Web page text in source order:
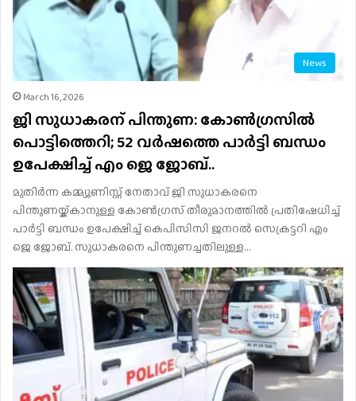
News
March 16, 2026
ജി സുധാകരന് പിന്തുണ: കോൺഗ്രസിൽ
പൊട്ടിത്തെറി; 52 വർഷത്തെ പാർട്ടി ബന്ധം
ഉപേക്ഷിച്ച് എം ജെ ജോബ്..
മുതിര്‍ന്ന കമ്മ്യൂണിസ്റ്റ് നേതാവ് ജി സുധാകരനെ
പിന്തുണയ്ക്കാനുള്ള കോണ്‍ഗ്രസ് തീരുമാനത്തിൽ പ്രതിഷേധിച്ച്
പാർട്ടി ബന്ധം ഉപേക്ഷിച്ച് കെപിസിസി ജനറല്‍ സെക്രട്ടറി എം
ജെ ജോബ്. സുധാകരനെ പിന്തുണച്ചതിലുള്ള…